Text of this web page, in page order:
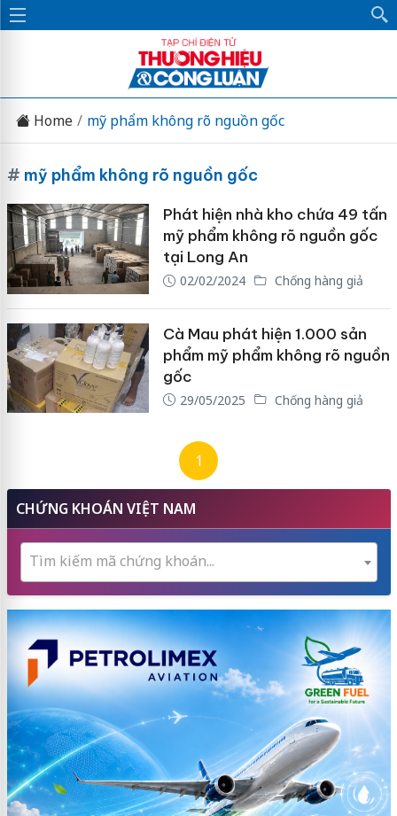
Home mỹ phẩm không rõ nguồn gốc
# mỹ phẩm không rõ nguồn gốc
Phát hiện nhà kho chứa 49 tấn
mỹ phẩm không rõ nguồn gốc
tại Long An
02/02/2024 Chống hàng giả
Cà Mau phát hiện 1.000 sản
phẩm mỹ phẩm không rõ nguồn
gốc
29/05/2025 Chống hàng giả
1
CHỨNG KHOÁN VIỆT NAM
Tìm kiếm mã chứng khoán...